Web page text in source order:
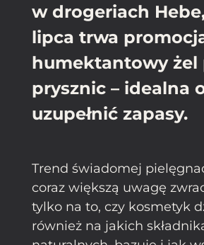
w drogeriach
lipca trwa
humektantowy żel
prysznic – idealna
uzupełnić zapasy.
Trend świadomej
coraz większą uwagę
tylko na to, czy kosmetyk
również na jakich